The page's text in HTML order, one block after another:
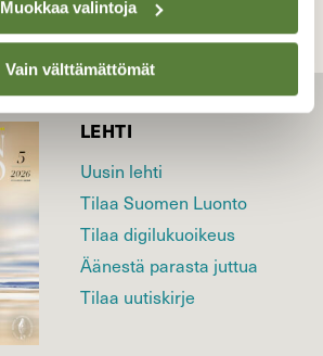
Muokkaa valintoja
Vain välttämättömät
LEHTI
Uusin lehti
Tilaa Suomen Luonto
Tilaa digilukuoikeus
Äänestä parasta juttua
Tilaa uutiskirje